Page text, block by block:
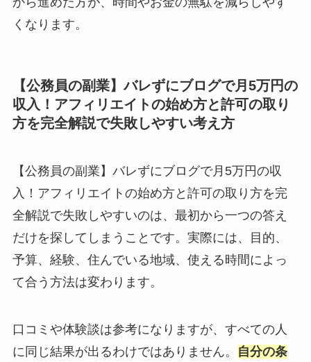
くなります。
【公務員の副業】バレずにブログで月5万円の
収入！アフィリエイトの始め方と許可の取り
方を完全解説で失敗しやすい考え方
【公務員の副業】バレずにブログで月5万円の収
入！アフィリエイトの始め方と許可の取り方を完
全解説で失敗しやすいのは、最初から一つの答え
だけを探してしまうことです。実際には、目的、
予算、経験、住んでいる地域、使える時間によっ
て合う方法は変わります。
口コミや体験談は参考になりますが、すべての人
に同じ結果が出るわけではありません。
自分の条